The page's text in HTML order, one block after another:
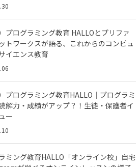
）プログラミング教育 HALLOとプリファ
トワークスが語る、これからのコンピュ
イエンス教育
）プログラミング教育HALLO｜プログラミ
解力・成績がアップ？！生徒・保護者イ
ー
ミング教育HALLO「オンライン校」自宅